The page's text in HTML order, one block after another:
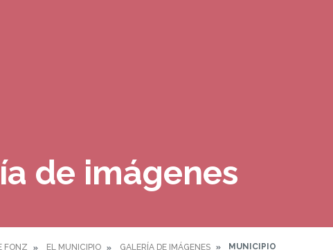
de imágenes
FONZ EL MUNICIPIO GALERÍA DE IMÁGENES MUNICIPIO